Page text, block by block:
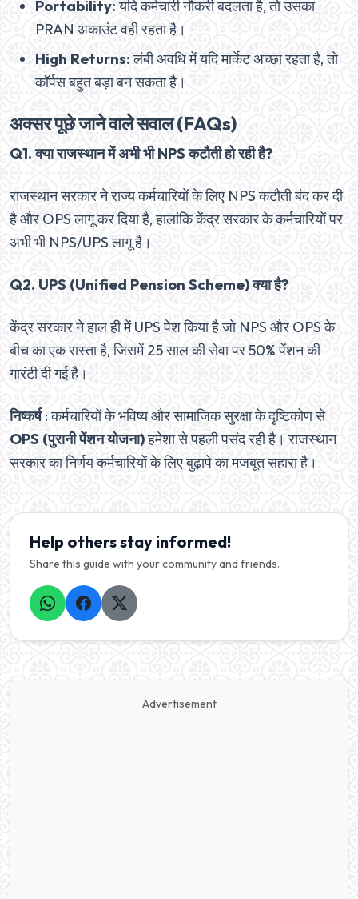
Portability:यदि कर्मचारी नौकरी बदलता है, तो उसका
PRAN अकाउंट वही रहता है।
High Returns:लंबी अवधि में यदि मार्केट अच्छा रहता है, तो
कॉर्पस बहुत बड़ा बन सकता है।
अक्सर पूछे जाने वाले सवाल (FAQs)
Q1. क्या राजस्थान में अभी भी NPS कटौती हो रही है?
राजस्थान सरकार ने राज्य कर्मचारियों के लिए NPS कटौती बंद कर दी
है और OPS लागू कर दिया है, हालांकि केंद्र सरकार के कर्मचारियों पर
अभी भी NPS/UPS लागू है।
Q2. UPS (Unified Pension Scheme) क्या है?
केंद्र सरकार ने हाल ही में UPS पेश किया है जो NPS और OPS के
बीच का एक रास्ता है, जिसमें 25 साल की सेवा पर 50% पेंशन की
गारंटी दी गई है।
निष्कर्ष: कर्मचारियों के भविष्य और सामाजिक सुरक्षा के दृष्टिकोण से
OPS (पुरानी पेंशन योजना)हमेशा से पहली पसंद रही है। राजस्थान
सरकार का निर्णय कर्मचारियों के लिए बुढ़ापे का मजबूत सहारा है।
Help others stay informed!
Share this guide with your community and friends.
Advertisement